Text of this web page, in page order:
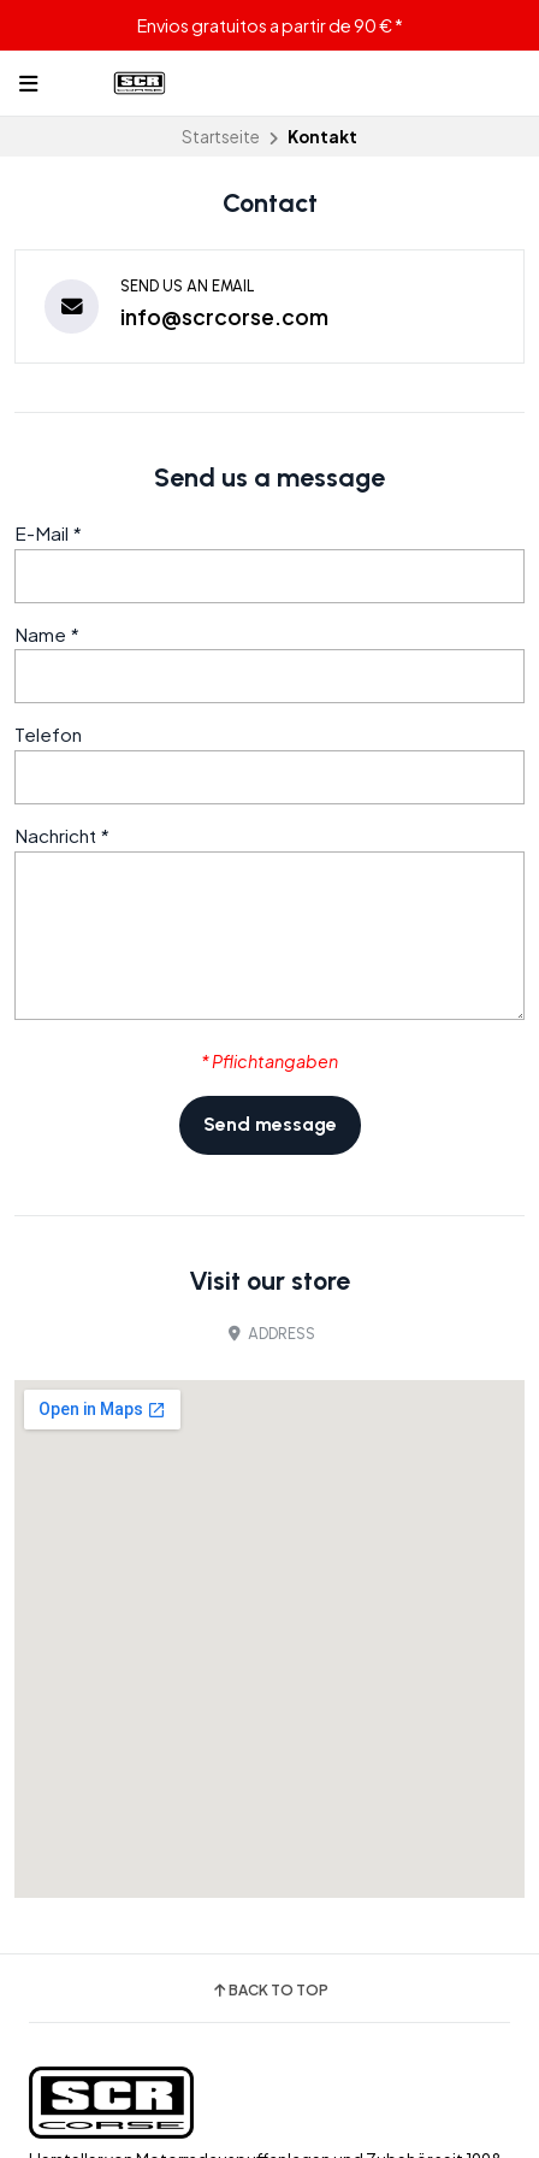
Envios gratuitos a partir de 90 € *
Startseite Kontakt
Contact
SEND US AN EMAIL
info@scrcorse.com
Send us a message
E-Mail *
Name *
Telefon
Nachricht *
* Pflichtangaben
Visit our store
ADDRESS
BACK TO TOP